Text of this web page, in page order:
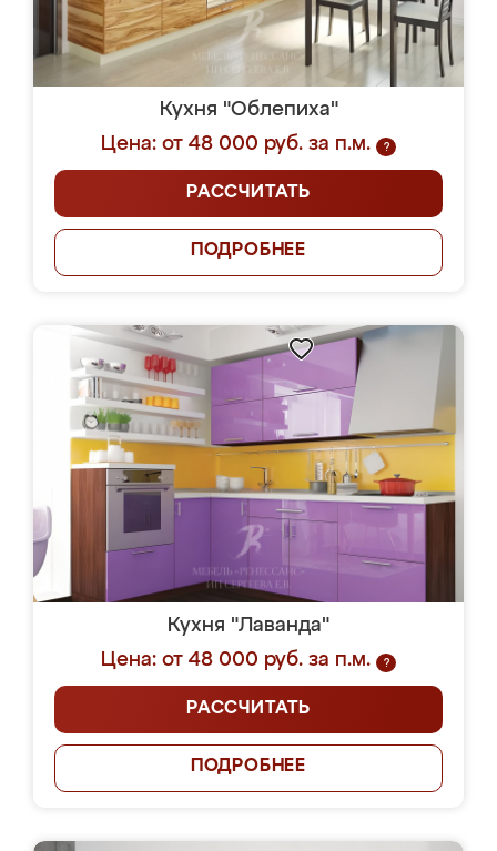
Кухня "Облепиха"
Цена: от 48 000 руб. за п.м.
?
РАССЧИТАТЬ
ПОДРОБНЕЕ
Кухня "Лаванда"
Цена: от 48 000 руб. за п.м.
?
РАССЧИТАТЬ
ПОДРОБНЕЕ